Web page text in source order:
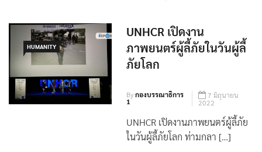
HUMANITY
UNHCR เปิดงาน
ภาพยนตร์ผู้ลี้ภัยในวันผู้ลี้
ภัยโลก
Byกองบรรณาธิการ
1
7 มิถุนายน
2022
UNHCR เปิดงานภาพยนตร์ผู้ลี้ภัย
ในวันผู้ลี้ภัยโลก ท่ามกลา […]